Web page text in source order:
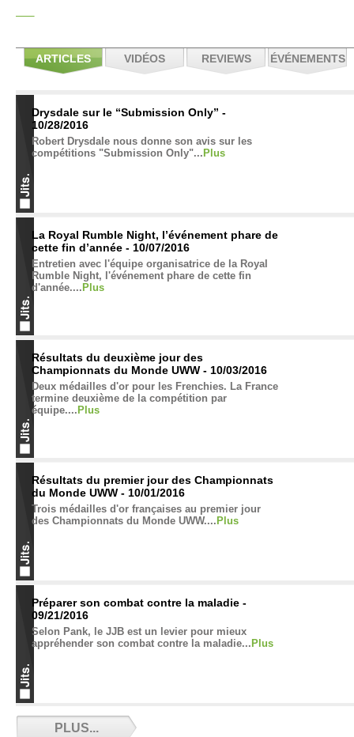
ARTICLES VIDÉOS REVIEWS ÉVÉNEMENTS
Drysdale sur le “Submission Only” -
10/28/2016
Robert Drysdale nous donne son avis sur les
compétitions "Submission Only"... Plus
La Royal Rumble Night, l’événement phare de
cette fin d’année - 10/07/2016
Entretien avec l'équipe organisatrice de la Royal
Rumble Night, l'événement phare de cette fin
d'année.... Plus
Résultats du deuxième jour des
Championnats du Monde UWW - 10/03/2016
Deux médailles d'or pour les Frenchies. La France
termine deuxième de la compétition par
équipe.... Plus
Résultats du premier jour des Championnats
du Monde UWW - 10/01/2016
Trois médailles d'or françaises au premier jour
des Championnats du Monde UWW.... Plus
Préparer son combat contre la maladie -
09/21/2016
Selon Pank, le JJB est un levier pour mieux
appréhender son combat contre la maladie... Plus
Les 8 accessoires indispensables dans son
PLUS...